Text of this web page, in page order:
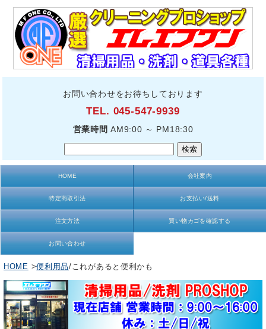
お問い合わせをお待ちしております
TEL. 045-547-9939
営業時間 AM9:00 ～ PM18:30
HOME 会社案内
特定商取引法 お支払い/送料
注文方法 買い物カゴを確認する
お問い合わせ
HOME >便利用品/これがあると便利かも